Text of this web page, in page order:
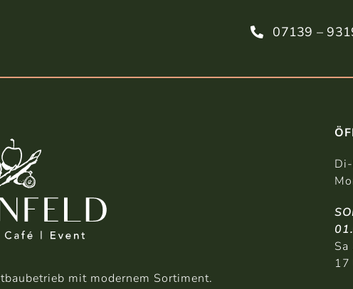
07139 –
mit modernem Sortiment.
17